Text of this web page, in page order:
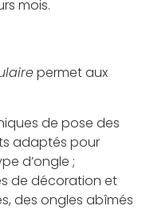
mois.
permet aux
de pose des
adaptés pour
d’ongle ;
de décoration et
des ongles abîmés